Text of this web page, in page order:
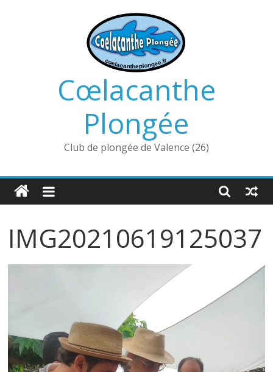
Cœlacanthe
Plongée
Club de plongée de Valence (26)
IMG20210619125037